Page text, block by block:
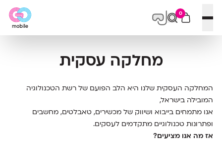
פתח תפריט
0
מחלקה עסקית
המחלקה העסקית שלנו היא הלב הפועם של רשת הטכנולוגיה
המובילה בישראל,
אנו מתמחים בייבוא ושיווק של מכשירים, טאבלטים, מחשבים
ופתרונות טכנולוגיים מתקדמים לעסקים.
אז מה אנו מציעים?